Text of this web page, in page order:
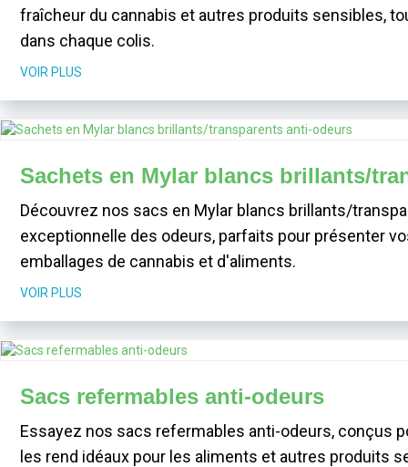
fraîcheur du cannabis et autres produits sensibles,
dans chaque colis.
VOIR PLUS
Sachets en Mylar blancs brillants/
Découvrez nos sacs en Mylar blancs brillants/
exceptionnelle des odeurs, parfaits pour présenter
emballages de cannabis et d'aliments.
VOIR PLUS
Sacs refermables anti-odeurs
Essayez nos sacs refermables anti-odeurs, conçus
les rend idéaux pour les aliments et autres produits